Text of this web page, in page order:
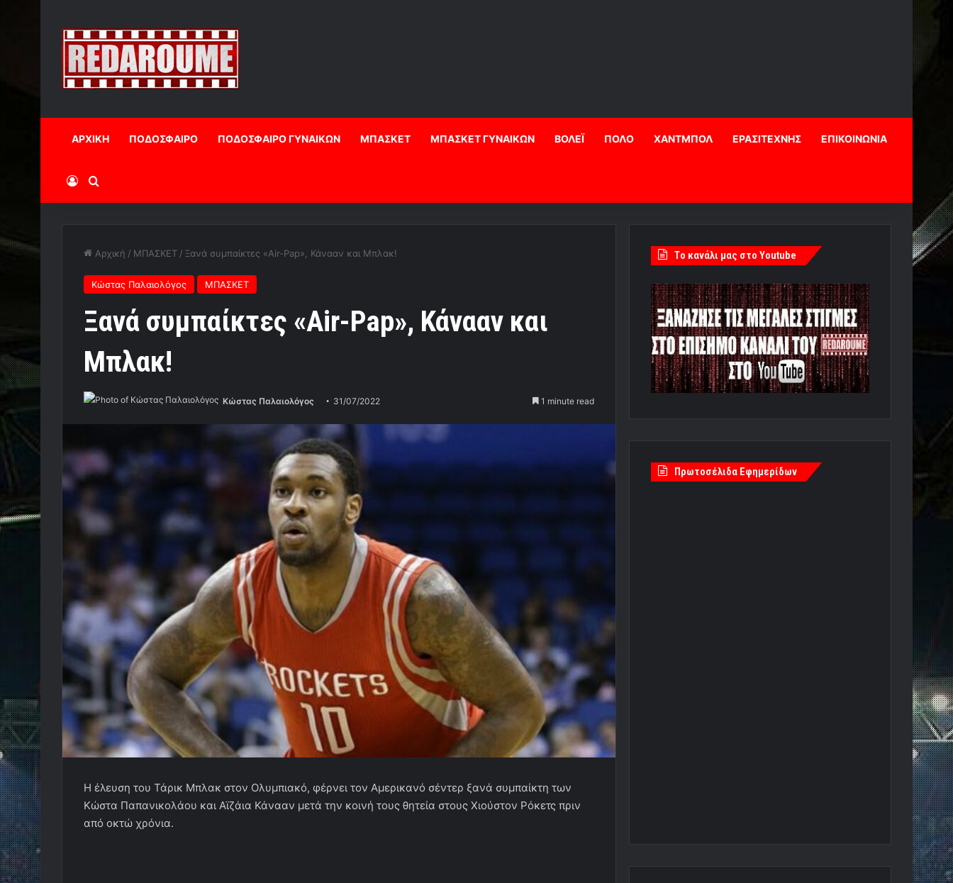
ΑΡΧΙΚΗ ΠΟΔΟΣΦΑΙΡΟ ΠΟΔΟΣΦΑΙΡΟ ΓΥΝΑΙΚΩΝ ΜΠΑΣΚΕΤ ΜΠΑΣΚΕΤ ΓΥΝΑΙΚΩΝ ΒΟΛΕΪ ΠΟΛΟ ΧΑΝΤΜΠΟΛ ΕΡΑΣΙΤΕΧΝΗΣ ΕΠΙΚΟΙΝΩΝΙΑ
Log InΑναζήτηση
Αρχική / ΜΠΑΣΚΕΤ / Ξανά συμπαίκτες «Air-Pap», Κάνααν και Μπλακ!
Κώστας Παλαιολόγος ΜΠΑΣΚΕΤ
Ξανά συμπαίκτες «Air-Pap», Κάνααν και
Μπλακ!
Κώστας Παλαιολόγος 31/07/2022 1 minute read
Η έλευση του Τάρικ Μπλακ στον Ολυμπιακό, φέρνει τον Αμερικανό σέντερ ξανά συμπαίκτη των
Κώστα Παπανικολάου και Αϊζάια Κάνααν μετά την κοινή τους θητεία στους Χιούστον Ρόκετς πριν
από οκτώ χρόνια.
Tο κανάλι μας στο Youtube
Πρωτοσέλιδα Εφημερίδων